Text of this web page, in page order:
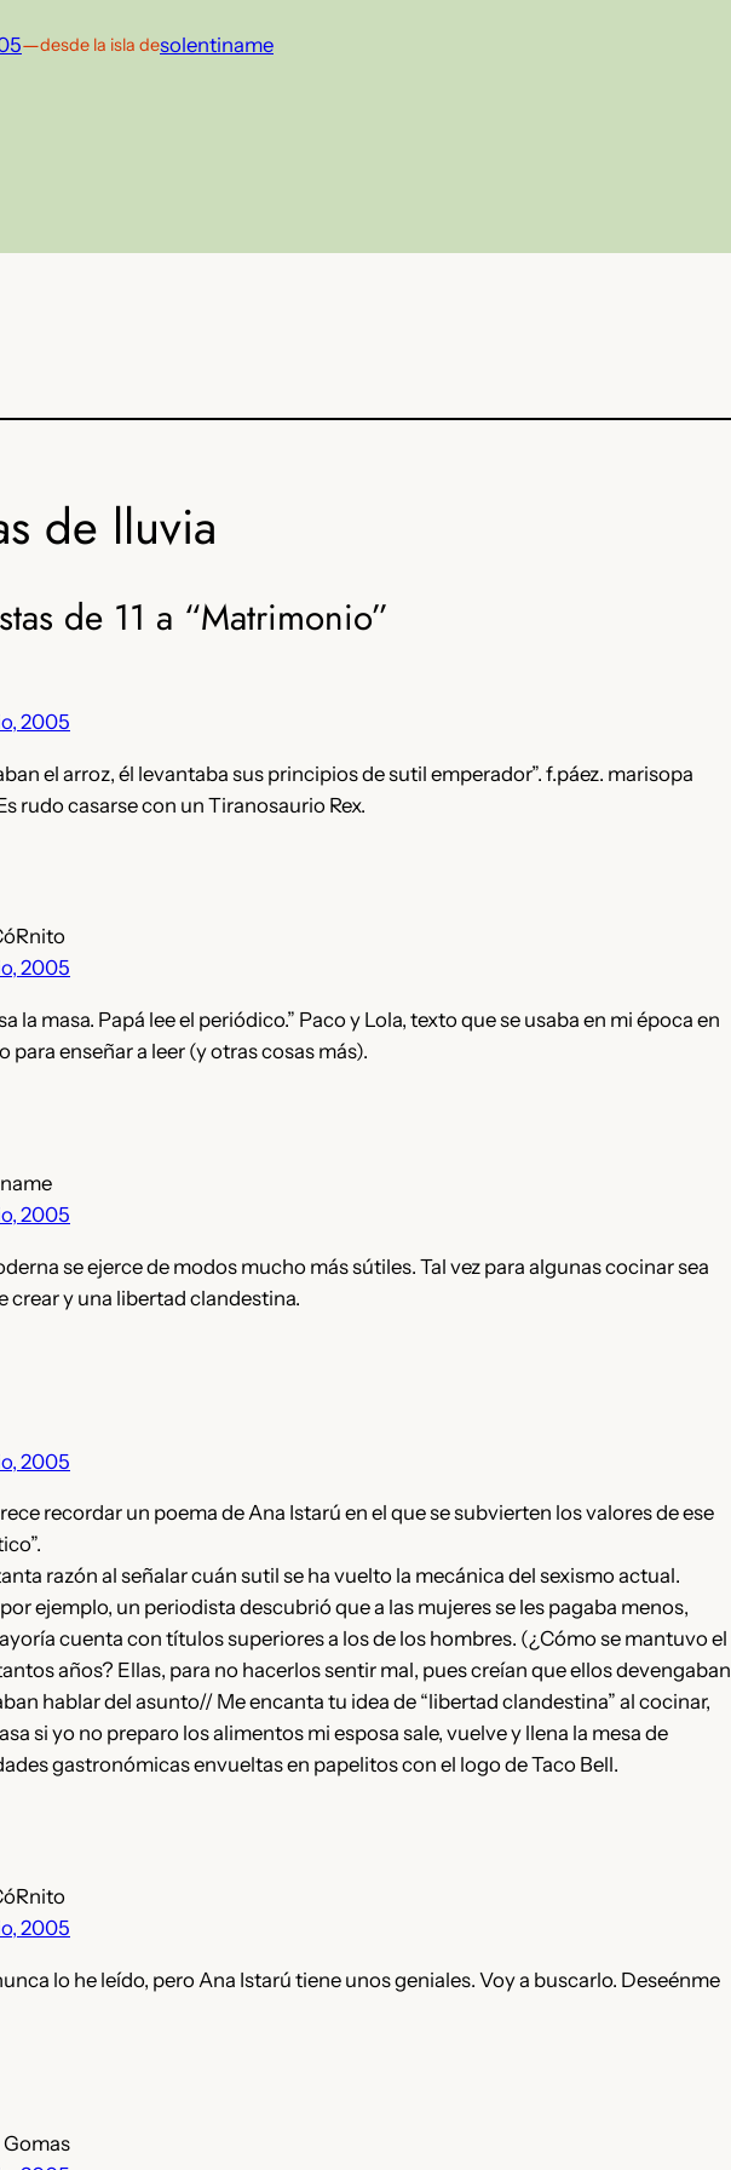
—desde la isla desolentiname
de lluvia
de 11 a “Matrimonio”
2005
el arroz, él levantaba sus principios de sutil emperador”. f.páez. marisopa
rudo casarse con un Tiranosaurio Rex.
2005
la masa. Papá lee el periódico.” Paco y Lola, texto que se usaba en mi época en
para enseñar a leer (y otras cosas más).
2005
se ejerce de modos mucho más sútiles. Tal vez para algunas cocinar sea
crear y una libertad clandestina.
2005
recordar un poema de Ana Istarú en el que se subvierten los valores de ese
razón al señalar cuán sutil se ha vuelto la mecánica del sexismo actual.
ejemplo, un periodista descubrió que a las mujeres se les pagaba menos,
cuenta con títulos superiores a los de los hombres. (¿Cómo se mantuvo el
años? Ellas, para no hacerlos sentir mal, pues creían que ellos devengaban
hablar del asunto// Me encanta tu idea de “libertad clandestina” al cocinar,
si yo no preparo los alimentos mi esposa sale, vuelve y llena la mesa de
gastronómicas envueltas en papelitos con el logo de Taco Bell.
2005
lo he leído, pero Ana Istarú tiene unos geniales. Voy a buscarlo. Deseénme